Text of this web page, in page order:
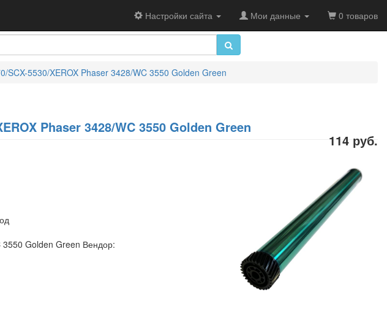
Настройки сайта Мои данные 0 товаров
SCX-5530/XEROX Phaser 3428/WC 3550 Golden Green
Phaser 3428/WC 3550 Golden Green
114 руб.
Golden Green Вендор: